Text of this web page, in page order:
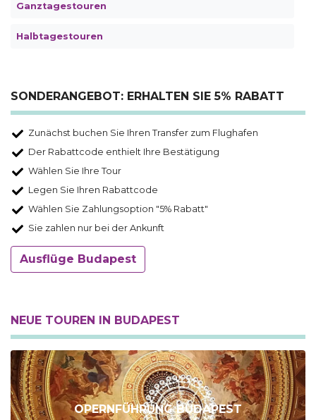
Ganztagestouren
Halbtagestouren
SONDERANGEBOT: ERHALTEN SIE 5% RABATT
Zunächst buchen Sie Ihren Transfer zum Flughafen
Der Rabattcode enthielt Ihre Bestätigung
Wählen Sie Ihre Tour
Legen Sie Ihren Rabattcode
Wählen Sie Zahlungsoption "5% Rabatt"
Sie zahlen nur bei der Ankunft
Ausflüge Budapest
NEUE TOUREN IN BUDAPEST
OPERNFÜHRUNG BUDAPEST